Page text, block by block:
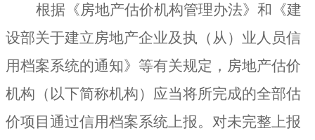
根据《房地产估价机构管理办法》和《建
设部关于建立房地产企业及执（从）业人员信
用档案系统的通知》等有关规定，房地产估价
机构（以下简称机构）应当将所完成的全部估
价项目通过信用档案系统上报。对未完整上报